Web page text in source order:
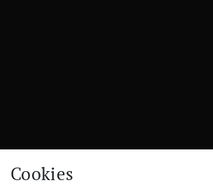
Cookies